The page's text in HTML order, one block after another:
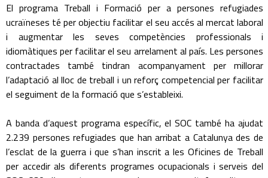
El programa Treball i Formació per a persones refugiades
ucraïneses té per objectiu facilitar el seu accés al mercat laboral
i augmentar les seves competències professionals i
idiomàtiques per facilitar el seu arrelament al país. Les persones
contractades també tindran acompanyament per millorar
l’adaptació al lloc de treball i un reforç competencial per facilitar
el seguiment de la formació que s’estableixi.
A banda d’aquest programa específic, el SOC també ha ajudat
2.239 persones refugiades que han arribat a Catalunya des de
l’esclat de la guerra i que s’han inscrit a les Oficines de Treball
per accedir als diferents programes ocupacionals i serveis del